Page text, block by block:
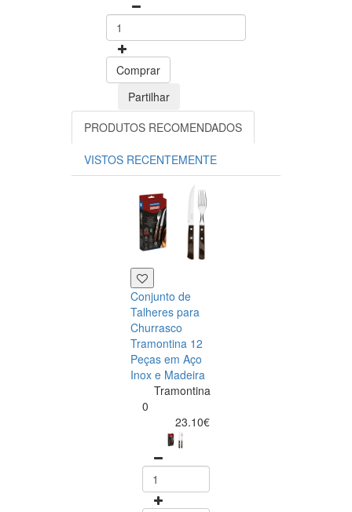
Comprar
Partilhar
PRODUTOS RECOMENDADOS
VISTOS RECENTEMENTE
Conjunto de
Talheres para
Churrasco
Tramontina 12
Peças em Aço
Inox e Madeira
Tramontina
0
23.10€